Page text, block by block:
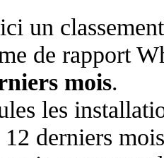
un
de rapport
mois.
les
12 derniers